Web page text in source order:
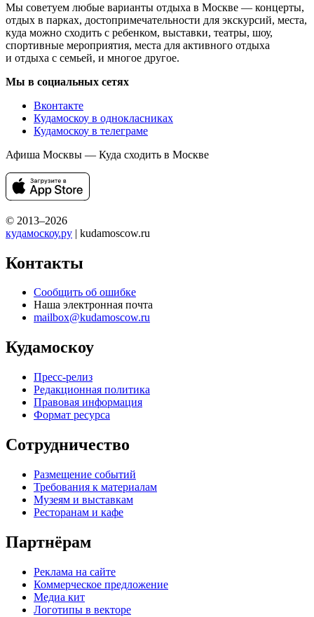
Мы советуем любые варианты отдыха в Москве — концерты,
отдых в парках, достопримечательности для экскурсий, места,
куда можно сходить с ребенком, выставки, театры, шоу,
спортивные мероприятия, места для активного отдыха
и отдыха с семьей, и многое другое.
Мы в социальных сетях
Вконтакте
Кудамоскоу в однокласниках
Кудамоскоу в телеграме
Афиша Москвы — Куда сходить в Москве
© 2013–2026
кудамоскоу.ру | kudamoscow.ru
Контакты
Сообщить об ошибке
Наша электронная почта
mailbox@kudamoscow.ru
Кудамоскоу
Пресс-релиз
Редакционная политика
Правовая информация
Формат ресурса
Сотрудничество
Размещение событий
Требования к материалам
Музеям и выставкам
Ресторанам и кафе
Партнёрам
Реклама на сайте
Коммерческое предложение
Медиа кит
Логотипы в векторе